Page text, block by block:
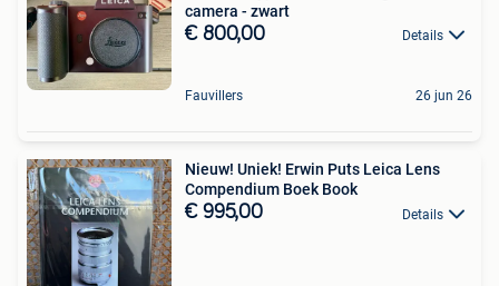
camera - zwart
€ 800,00 Details
Fauvillers 26 jun 26
Nieuw! Uniek! Erwin Puts Leica Lens
Compendium Boek Book
€ 995,00 Details